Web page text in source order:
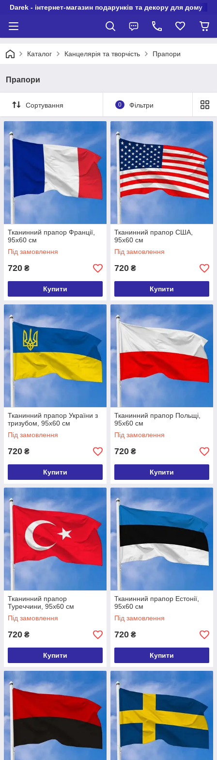
Darek - інтернет-магазин подарунків та декору для дому
Каталог Канцелярія та творчість Прапори
Прапори
Сортування 0 Фільтри
Тканинний прапор Франції,
95х60 см
Під замовлення
720 ₴
Купити
Тканинний прапор США,
95х60 см
Під замовлення
720 ₴
Купити
Тканинний прапор України з
тризубом, 95х60 см
Під замовлення
720 ₴
Купити
Тканинний прапор Польщі,
95х60 см
Під замовлення
720 ₴
Купити
Тканинний прапор
Туреччини, 95х60 см
Під замовлення
720 ₴
Купити
Тканинний прапор Естонії,
95х60 см
Під замовлення
720 ₴
Купити